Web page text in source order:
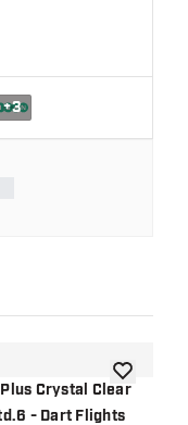
+3
Crystal Clear
- Dart Flights
Zur